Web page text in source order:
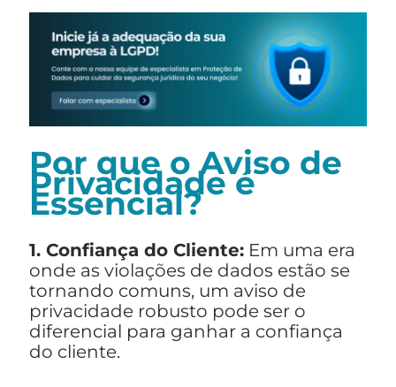
Por que o Aviso de
Privacidade é
Essencial?
1. Confiança do Cliente: Em uma era
onde as violações de dados estão se
tornando comuns, um aviso de
privacidade robusto pode ser o
diferencial para ganhar a confiança
do cliente.